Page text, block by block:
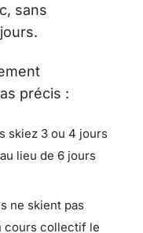
sans
précis :
skiez 3 ou 4 jours
lieu de 6 jours
ne skient pas
cours collectif le